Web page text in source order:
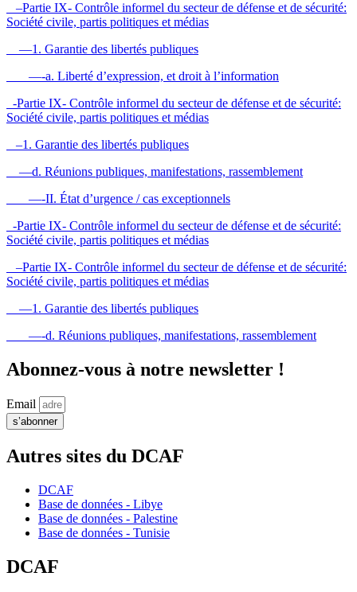
–Partie IX- Contrôle informel du secteur de défense et de sécurité:
Société civile, partis politiques et médias
—1. Garantie des libertés publiques
—-a. Liberté d’expression, et droit à l’information
-Partie IX- Contrôle informel du secteur de défense et de sécurité:
Société civile, partis politiques et médias
–1. Garantie des libertés publiques
—d. Réunions publiques, manifestations, rassemblement
—-II. État d’urgence / cas exceptionnels
-Partie IX- Contrôle informel du secteur de défense et de sécurité:
Société civile, partis politiques et médias
–Partie IX- Contrôle informel du secteur de défense et de sécurité:
Société civile, partis politiques et médias
—1. Garantie des libertés publiques
—-d. Réunions publiques, manifestations, rassemblement
Abonnez-vous à notre newsletter !
Email
s’abonner
Autres sites du DCAF
DCAF
Base de données - Libye
Base de données - Palestine
Base de données - Tunisie
DCAF